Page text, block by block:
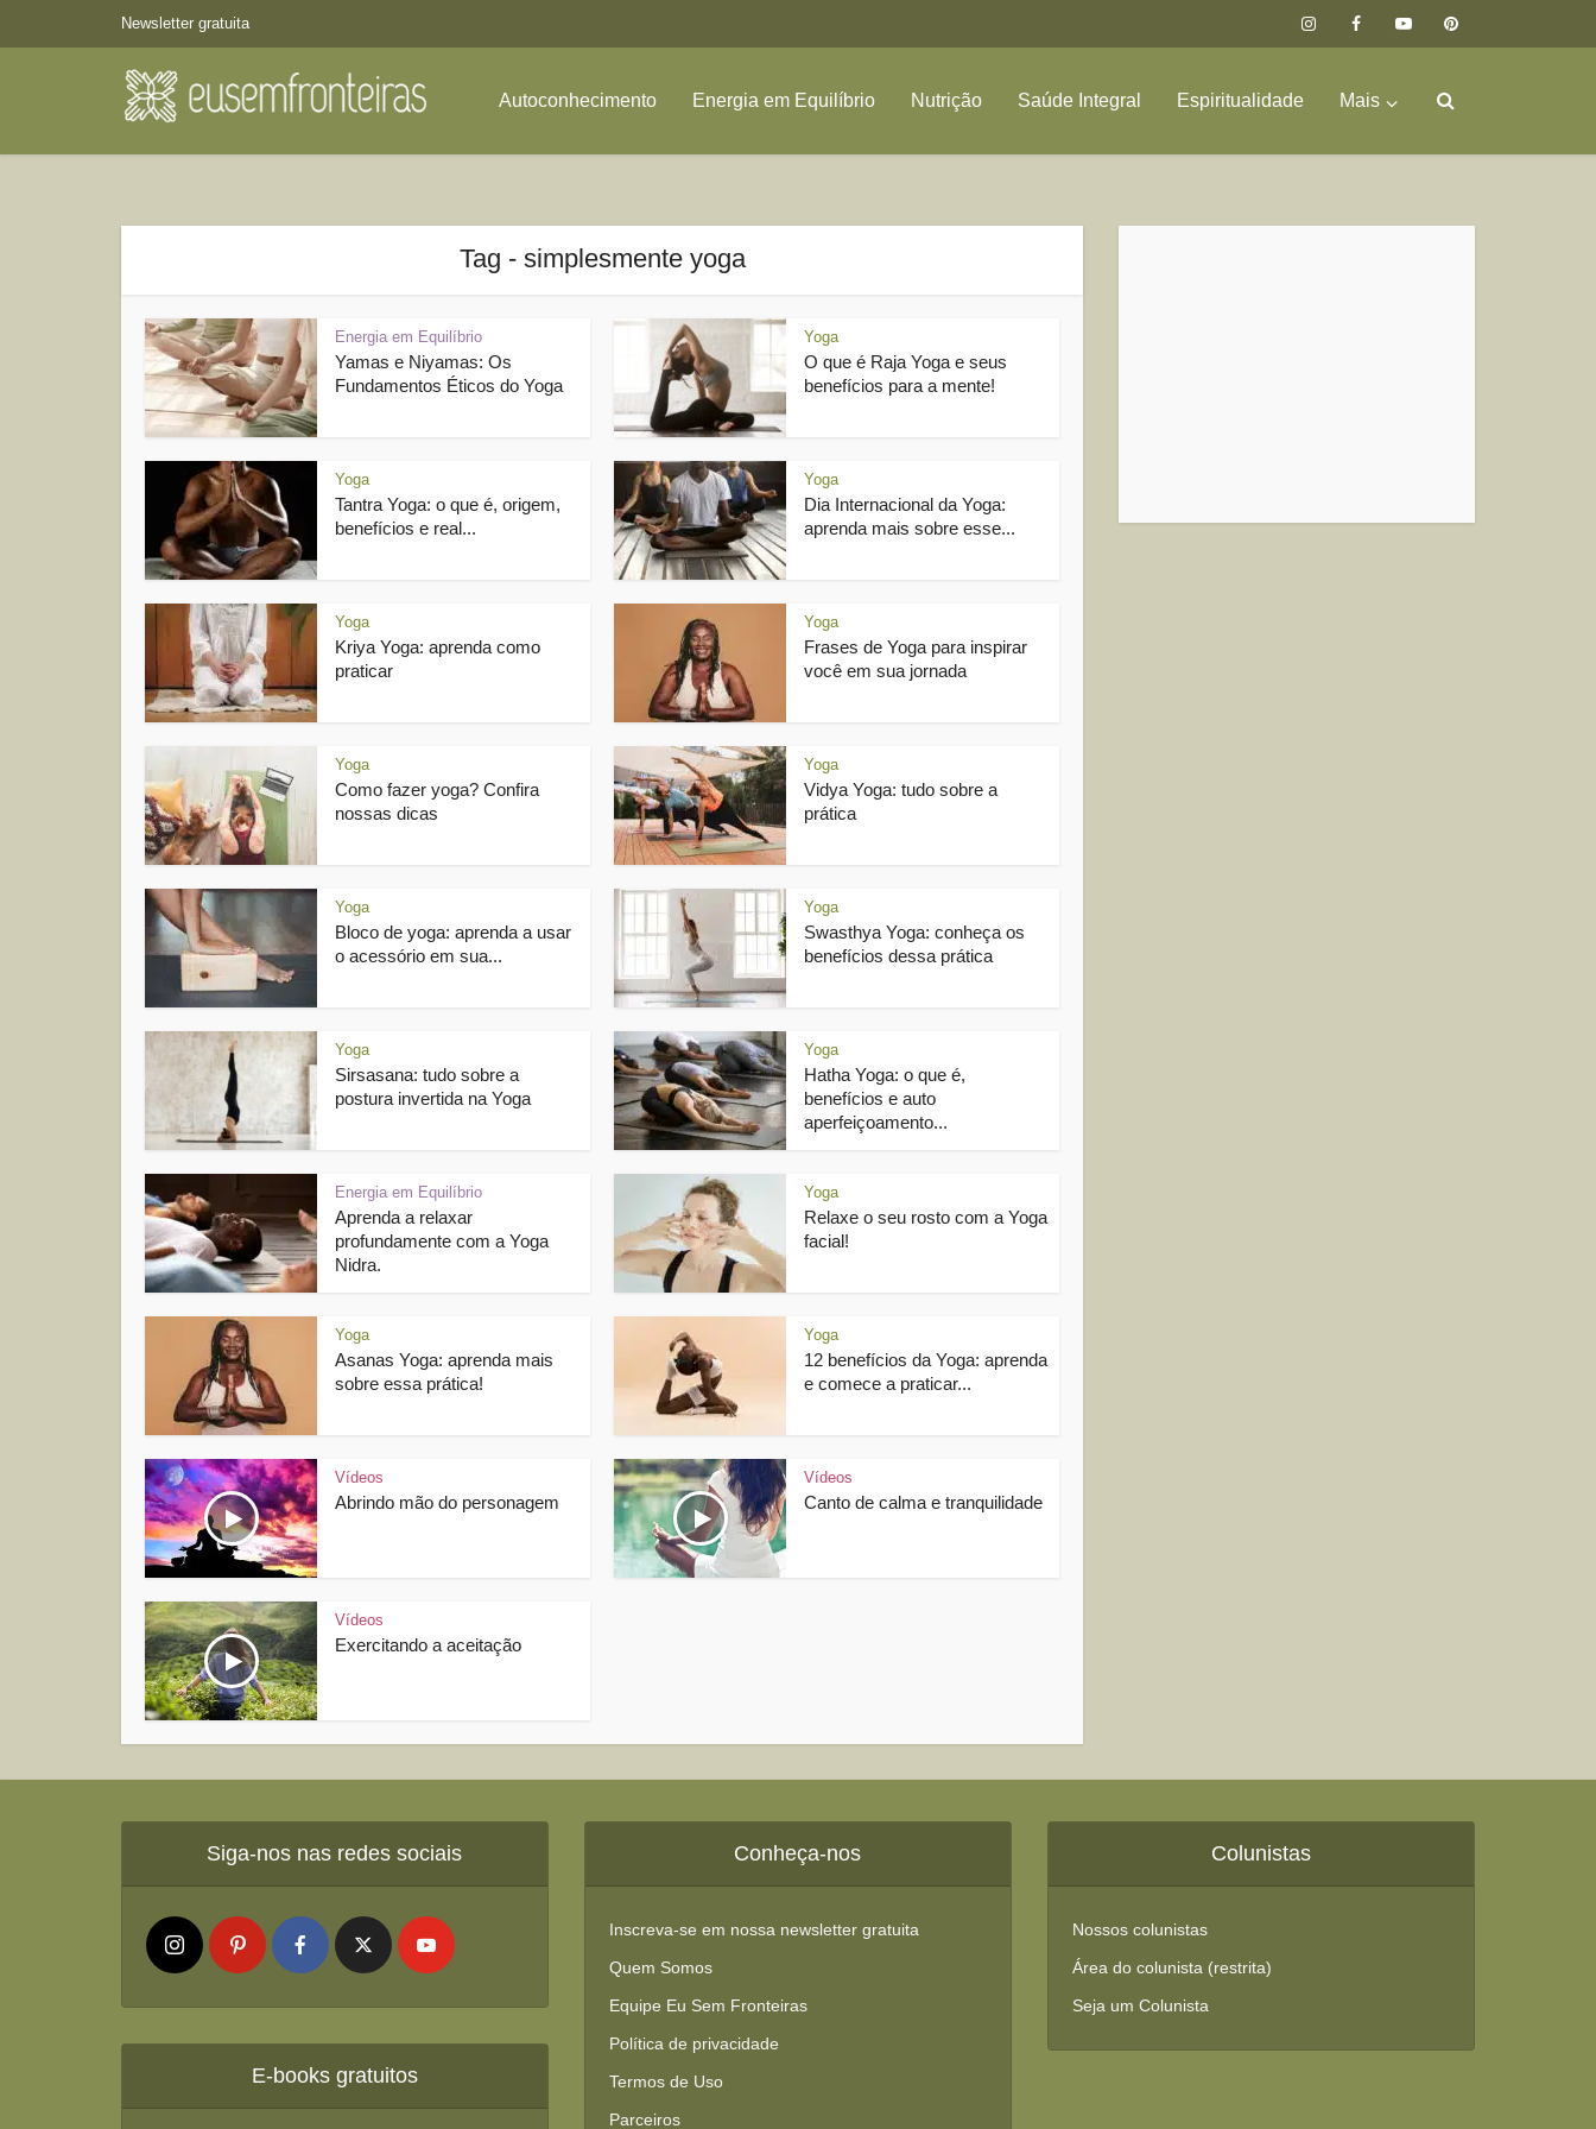
Newsletter gratuita
Autoconhecimento Energia em Equilíbrio Nutrição Saúde Integral Espiritualidade Mais
Tag - simplesmente yoga
Energia em Equilíbrio
Yamas e Niyamas: Os
Fundamentos Éticos do Yoga
Yoga
O que é Raja Yoga e seus
benefícios para a mente!
Yoga
Tantra Yoga: o que é, origem,
benefícios e real...
Yoga
Dia Internacional da Yoga:
aprenda mais sobre esse...
Yoga
Kriya Yoga: aprenda como
praticar
Yoga
Frases de Yoga para inspirar
você em sua jornada
Yoga
Como fazer yoga? Confira
nossas dicas
Yoga
Vidya Yoga: tudo sobre a
prática
Yoga
Bloco de yoga: aprenda a usar
o acessório em sua...
Yoga
Swasthya Yoga: conheça os
benefícios dessa prática
Yoga
Sirsasana: tudo sobre a
postura invertida na Yoga
Yoga
Hatha Yoga: o que é,
benefícios e auto
aperfeiçoamento...
Energia em Equilíbrio
Aprenda a relaxar
profundamente com a Yoga
Nidra.
Yoga
Relaxe o seu rosto com a Yoga
facial!
Yoga
Asanas Yoga: aprenda mais
sobre essa prática!
Yoga
12 benefícios da Yoga: aprenda
e comece a praticar...
Vídeos
Abrindo mão do personagem
Vídeos
Canto de calma e tranquilidade
Vídeos
Exercitando a aceitação
Siga-nos nas redes sociais
E-books gratuitos
Conheça-nos
Inscreva-se em nossa newsletter gratuita
Quem Somos
Equipe Eu Sem Fronteiras
Política de privacidade
Termos de Uso
Parceiros
Colunistas
Nossos colunistas
Área do colunista (restrita)
Seja um Colunista